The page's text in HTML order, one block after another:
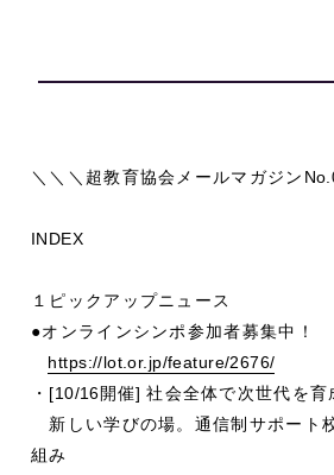
＼＼＼超教育協会メールマガジン
INDEX
１ピックアップニュース
●オンラインシンポ参加者募集中！
https://lot.or.jp/feature/2676/
・ [10/16開催]社会全体で次世代を育
新しい学びの場。通信制サポート
組み